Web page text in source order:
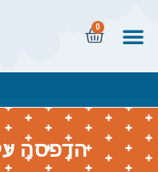
0
הדפסה